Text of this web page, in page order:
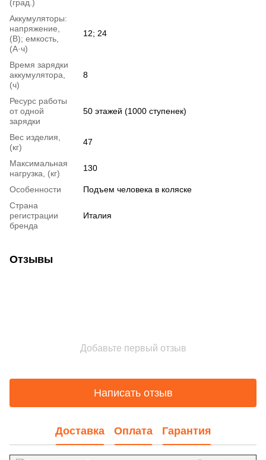
(град.)
Аккумуляторы:
напряжение,
(В); емкость,
(А·ч)
12; 24
Время зарядки
аккумулятора,
(ч)
8
Ресурс работы
от одной
зарядки
50 этажей (1000 ступенек)
Вес изделия,
(кг)
47
Максимальная
нагрузка, (кг)
130
Особенности
Подъем человека в коляске
Страна
регистрации
бренда
Италия
Отзывы
Добавьте первый отзыв
Написать отзыв
Доставка Оплата Гарантия